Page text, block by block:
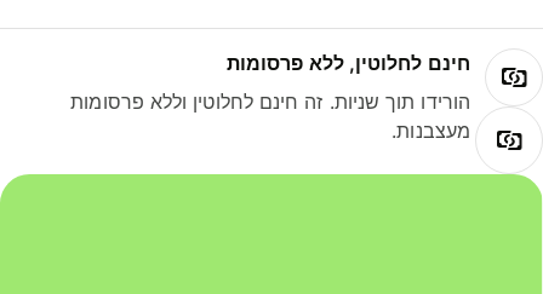
חינם לחלוטין, ללא פרסומות
הורידו תוך שניות. זה חינם לחלוטין וללא פרסומות
מעצבנות.